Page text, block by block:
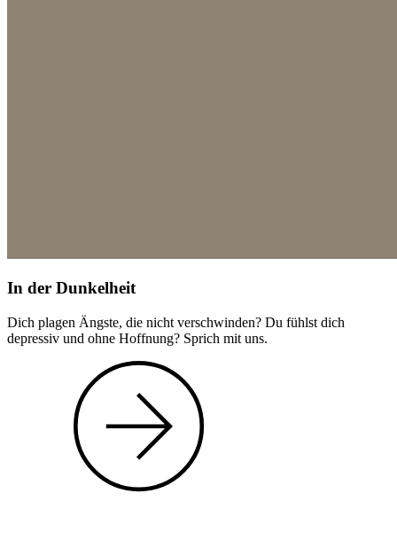
In der Dunkelheit
Dich plagen Ängste, die nicht verschwinden? Du fühlst dich
depressiv und ohne Hoffnung? Sprich mit uns.